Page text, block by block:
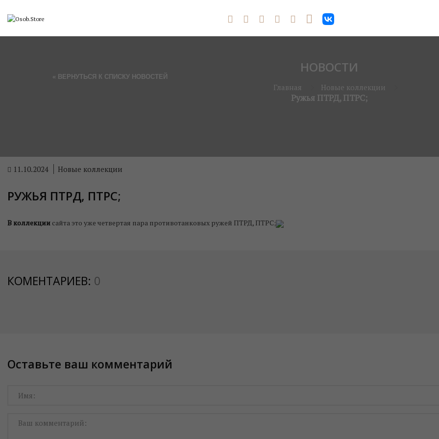
« ВЕРНУТЬСЯ К СПИСКУ НОВОСТЕЙ
НОВОСТИ
Главная Новые коллекции
Ружья ПТРД, ПТРС;
11.10.2024 Новые коллекции
РУЖЬЯ ПТРД, ПТРС;
В коллекции сайта это уже четвертая пара противотанковых ружей ПТРД, ПТРС;
КОМЕНТАРИЕВ: 0
Оставьте ваш комментарий